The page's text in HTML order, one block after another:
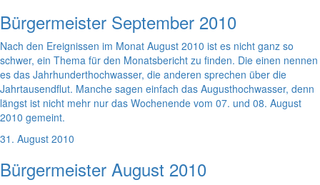
Bürgermeister September 2010
Nach den Ereignissen im Monat August 2010 ist es nicht ganz so
schwer, ein Thema für den Monatsbericht zu finden. Die einen nennen
es das Jahrhunderthochwasser, die anderen sprechen über die
Jahrtausendflut. Manche sagen einfach das Augusthochwasser, denn
längst ist nicht mehr nur das Wochenende vom 07. und 08. August
2010 gemeint.
31. August 2010
Bürgermeister August 2010